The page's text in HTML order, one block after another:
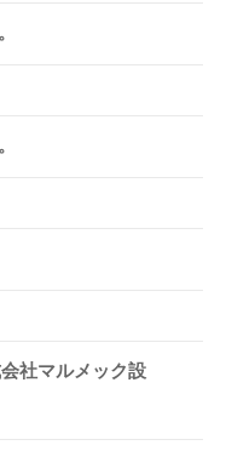
社マルメック設